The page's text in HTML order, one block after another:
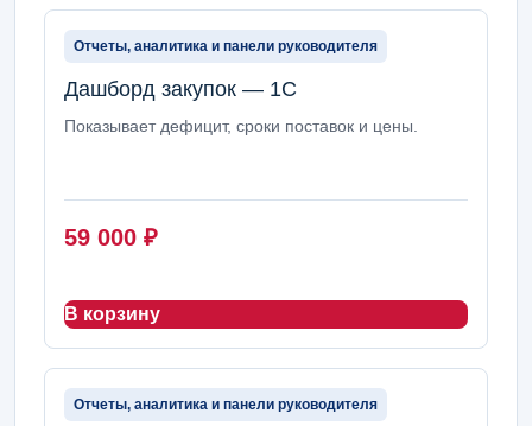
Отчеты, аналитика и панели руководителя
Дашборд закупок — 1С
Показывает дефицит, сроки поставок и цены.
59 000 ₽
В корзину
Отчеты, аналитика и панели руководителя